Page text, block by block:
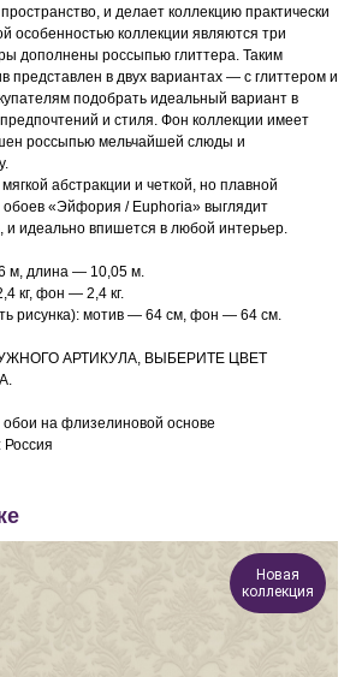
и делает коллекцию практически
особенностью коллекции являются три
дополнены россыпью глиттера. Таким
представлен в двух вариантах — с глиттером и
подобрать идеальный вариант в
и стиля. Фон коллекции имеет
россыпью мельчайшей слюды и
абстракции и четкой, но плавной
обоев «Эйфория / Euphoria» выглядит
и идеально впишется в любой интерьер.
м, длина — 10,05 м.
кг, фон — 2,4 кг.
рисунка): мотив — 64 см, фон — 64 см.
АРТИКУЛА, ВЫБЕРИТЕ ЦВЕТ
на флизелиновой основе
Россия
Новая
коллекция